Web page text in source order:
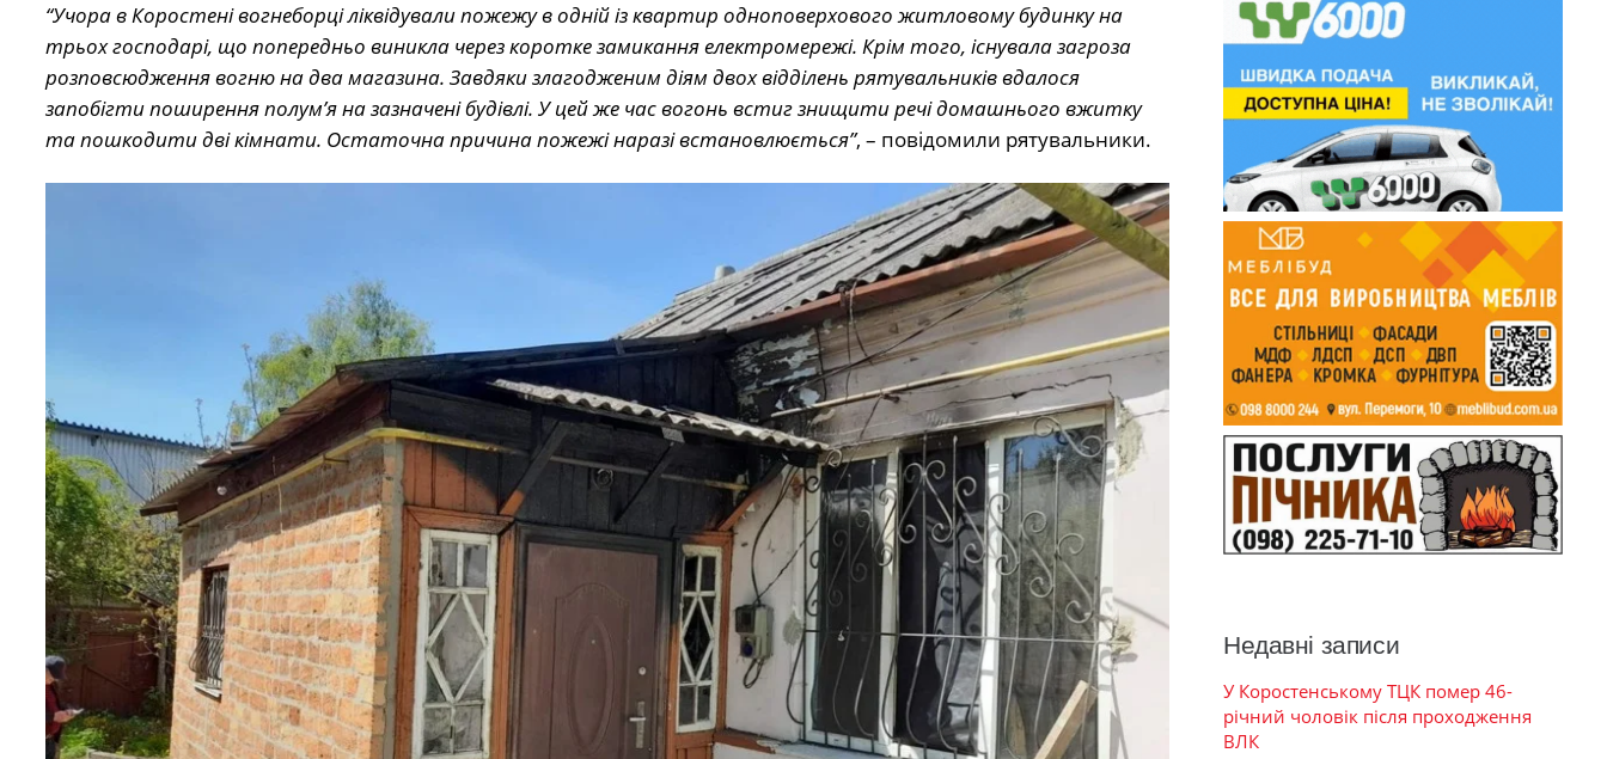
“Учора в Коростені вогнеборці ліквідували пожежу в одній із квартир одноповерхового житловому будинку на
трьох господарі, що попередньо виникла через коротке замикання електромережі. Крім того, існувала загроза
розповсюдження вогню на два магазина. Завдяки злагодженим діям двох відділень рятувальників вдалося
запобігти поширення полум’я на зазначені будівлі. У цей же час вогонь встиг знищити речі домашнього вжитку
та пошкодити дві кімнати. Остаточна причина пожежі наразі встановлюється”, – повідомили рятувальники.
Недавні записи
У Коростенському ТЦК помер 46-
річний чоловік після проходження
ВЛК